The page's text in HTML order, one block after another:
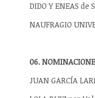
DIDO Y ENEAS
NAUFRAGIO
06.
JUAN GARCÍA